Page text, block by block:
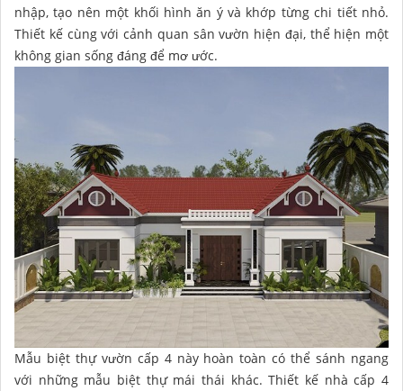
nhập, tạo nên một khối hình ăn ý và khớp từng chi tiết nhỏ.
Thiết kế cùng với cảnh quan sân vườn hiện đại, thể hiện một
không gian sống đáng để mơ ước.
Mẫu biệt thự vườn cấp 4 này hoàn toàn có thể sánh ngang
với những mẫu biệt thự mái thái khác. Thiết kế nhà cấp 4